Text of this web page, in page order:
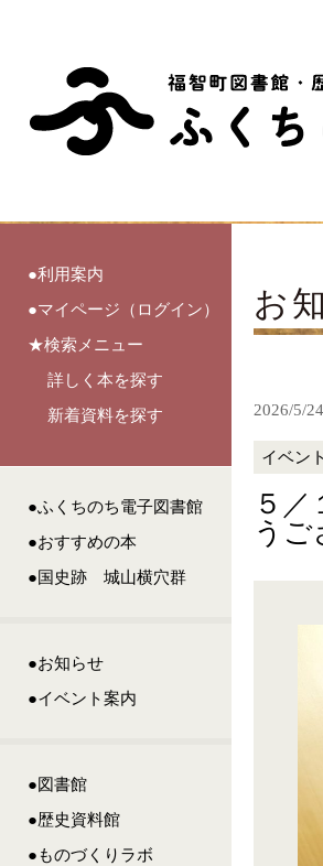
●利用案内
●マイページ（ログイン）
★検索メニュー
詳しく本を探す
新着資料を探す
●ふくちのち電子図書館
●おすすめの本
●国史跡 城山横穴群
●お知らせ
●イベント案内
●図書館
●歴史資料館
●ものづくりラボ
お
2026/5/24
イベント
５
うご